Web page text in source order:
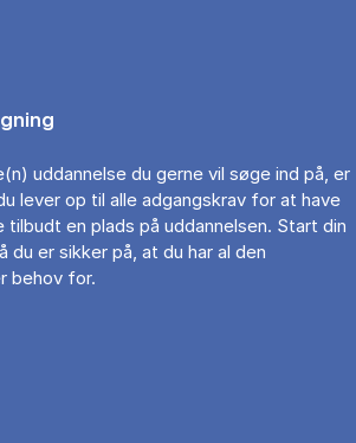
uddannelse du gerne vil søge ind på, er
lever op til alle adgangskrav for at have
en plads på uddannelsen. Start din
du er sikker på, at du har al den
behov for.